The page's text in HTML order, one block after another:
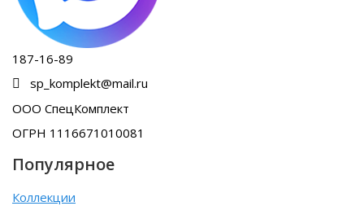
187-16-89
sp_komplekt@mail.ru
ООО СпецКомплект
ОГРН 1116671010081
Популярное
Коллекции